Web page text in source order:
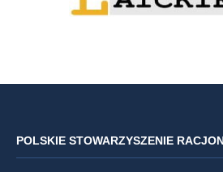
POLSKIE STOWARZYSZENIE